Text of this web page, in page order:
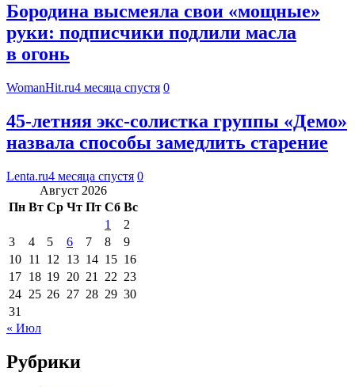
Бородина высмеяла свои «мощные»
руки: подписчики подлили масла
в огонь
WomanHit.ru4 месяца спустя 0
45-летняя экс-солистка группы «Демо»
назвала способы замедлить старение
Lenta.ru4 месяца спустя 0
Август 2026
Пн Вт Ср Чт Пт Сб Вс
1
2
3
4 5 6 7 8
9
10 11 12 13 14 15 16
17 18 19 20 21 22 23
24 25 26 27 28 29 30
31
« Июл
Рубрики